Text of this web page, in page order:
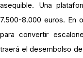
asequible. Una
7.500-8.000 euros. En
para convertir
traerá el desembolso de